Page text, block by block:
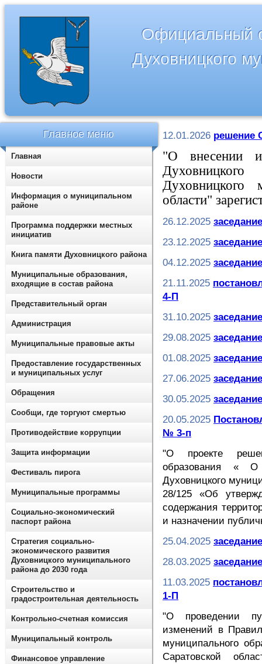
Официальный
Духовницкого
12.01.2026 решение
"О внесении
Духовницкого
области"
26.12.2025
23.12.2025
04.12.2025
21.11.2025
4-П
31.10.2025
29.08.2025
01.08.2025
27.06.2025
30.05.2025
20.05.2025
№ 3-п
"О проекте
образования «
Духовницкого
28/125 «Об
содержания
и назначении
25.04.2025
28.03.2025
11.03.2025
1-П
"О проведении
изменений в
муниципального
Саратовской
Главное меню
Главная
Новости
Информация о муниципальном
районе
Программа поддержки местных
инициатив
Книга памяти Духовницкого района
Муниципальные образования,
входящие в состав района
Представительный орган
Администрация
Муниципальные правовые акты
Предоставление государственных
и муниципальных услуг
Обращения
Сообщи, где торгуют смертью
Противодействие коррупции
Защита информации
Фестиваль пирога
Муниципальные программы
Социально-экономический
паспорт района
Стратегия социально-
экономического развития
Духовницкого муниципального
района до 2030 года
Строительство и
градостроительная деятельность
Контрольно-счетная комиссия
Муниципальный контроль
Финансовое управление